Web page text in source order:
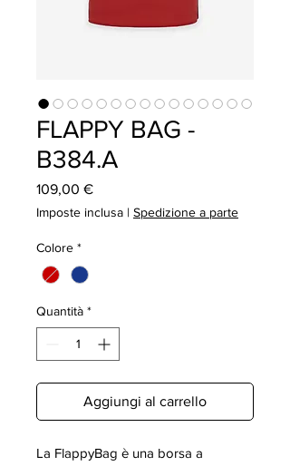
FLAPPY BAG -
B384.A
109,00 €Prezzo
Imposte inclusa | Spedizione a parte
Colore *
Quantità *
Aggiungi al carrello
La FlappyBag è una borsa a